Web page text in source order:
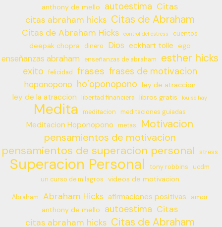
anthony de mello
autoestima Citas
citas abraham hicks Citas de Abraham
Citas de Abraham Hicks control del estress cuentos
deepak chopra dinero Dios eckhart tolle ego
enseñanzas abraham enseñanzas de abraham esther hicks
exito felicidad frases frases de motivacion
hoponopono ho’oponopono ley de atraccion
ley de la atraccion libertad financiera libros gratis louise hay
Medita meditacion meditaciones guiadas
Meditacion Hoponopono metas Motivacion
pensamientos de motivacion
pensamientos de superacion personal stress
Superacion Personal tony robbins
ucdm
un curso de milagros
videos de motivacion
Abraham Abraham Hicks afirmaciones positivas
amor
anthony de mello
autoestima Citas
citas abraham hicks Citas de Abraham